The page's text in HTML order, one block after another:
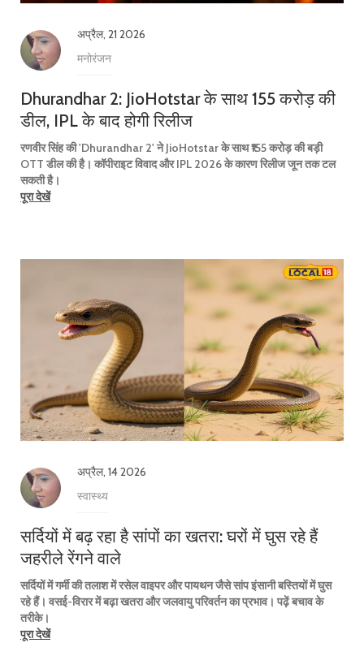
अप्रैल, 21 2026
मनोरंजन
Dhurandhar 2: JioHotstar के साथ 155 करोड़ की
डील, IPL के बाद होगी रिलीज
रणवीर सिंह की 'Dhurandhar 2' ने JioHotstar के साथ ₹155 करोड़ की बड़ी
OTT डील की है। कॉपीराइट विवाद और IPL 2026 के कारण रिलीज जून तक टल
सकती है।
पूरा देखें
अप्रैल, 14 2026
स्वास्थ्य
सर्दियों में बढ़ रहा है सांपों का खतरा: घरों में घुस रहे हैं
जहरीले रेंगने वाले
सर्दियों में गर्मी की तलाश में रसेल वाइपर और पायथन जैसे सांप इंसानी बस्तियों में घुस
रहे हैं। वसई-विरार में बढ़ा खतरा और जलवायु परिवर्तन का प्रभाव। पढ़ें बचाव के
तरीके।
पूरा देखें